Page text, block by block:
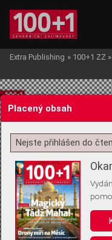
Žádost o souhlas s
Pro základní fungování
(tzv. cookies apod.). Rádi
Extra Publishing » 100+1 ZZ »
Placený obsah
Nejste přihlášen do